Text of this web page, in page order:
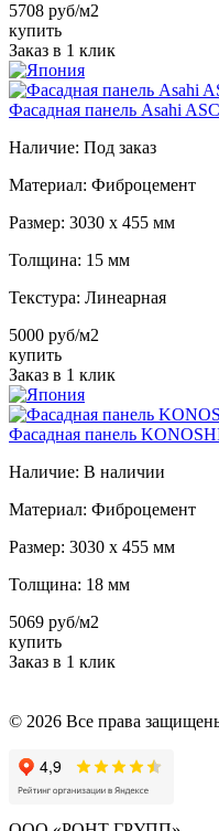
5708 руб/м2
купить
Заказ в 1 клик
Фасадная панель Asahi
Наличие: Под заказ
Материал: Фиброцемент
Размер: 3030 х 455 мм
Толщина: 15 мм
Текстура: Линеарная
5000 руб/м2
купить
Заказ в 1 клик
Фасадная панель
Наличие: В наличии
Материал: Фиброцемент
Размер: 3030 х 455 мм
Толщина: 18 мм
5069 руб/м2
купить
Заказ в 1 клик
© 2026 Все права